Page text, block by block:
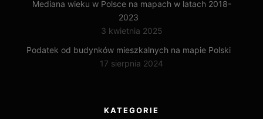
Mediana wieku w Polsce na mapach w latach 2018-
2023
3 kwietnia 2025
Podatek od budynków mieszkalnych na mapie Polski
17 sierpnia 2024
KATEGORIE